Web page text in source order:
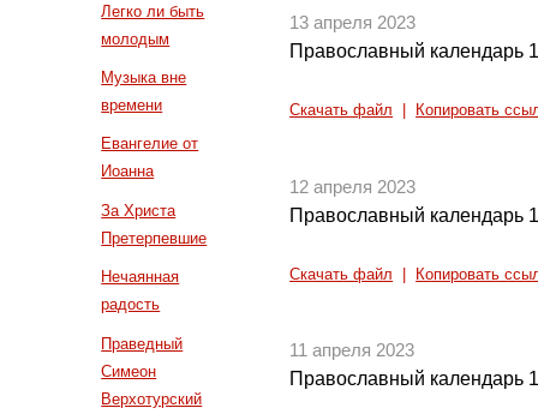
Легко ли быть
молодым
Музыка вне
времени
Евангелие от
Иоанна
За Христа
Претерпевшие
Нечаянная
радость
Праведный
Симеон
Верхотурский
13 апреля 2023
Православный календарь
Скачать файл Копировать
12 апреля 2023
Православный календарь
Скачать файл Копировать
11 апреля 2023
Православный календарь